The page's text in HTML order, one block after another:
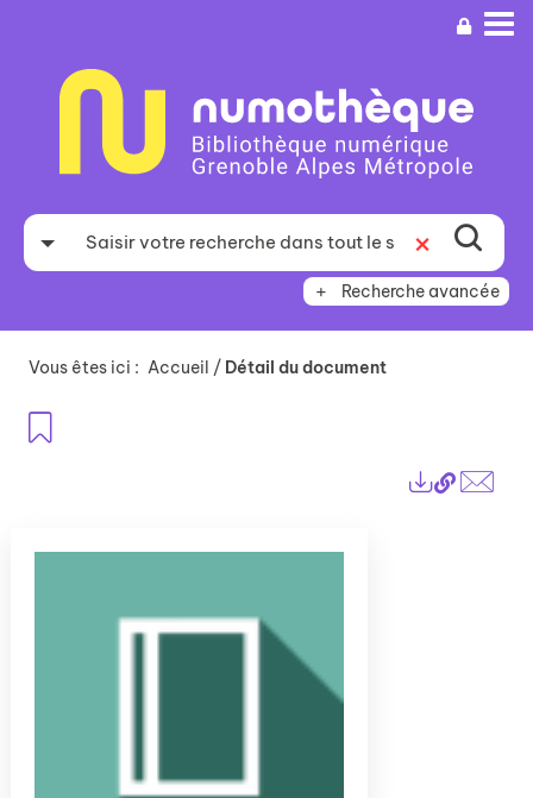
recherche
Recherche avancée
Vous êtes ici : Accueil / Détail du document
Lien